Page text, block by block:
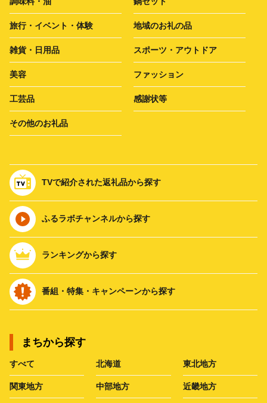
旅行・イベント・体験 地域のお礼の品
雑貨・日用品 スポーツ・アウトドア
美容 ファッション
工芸品 感謝状等
その他のお礼品
TVで紹介された返礼品から探す
ふるラボチャンネルから探す
ランキングから探す
番組・特集・キャンペーンから探す
まちから探す
すべて 北海道 東北地方
関東地方 中部地方 近畿地方